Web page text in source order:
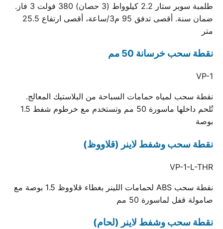
طلمبة سوبر ستار 2.2 كيلوواط (3 حصان) 380 فولت 3 فاز.
ضمان سنة. أقصى تدفق 95 م3/ساعة، أقصى ارتفاع 25.5
متر
نقطة سحب خرسانة 50 مم
VP-1
نقطة سحب لمياه حمامات السباحة من البلاستيك المعالج.
تُلحم داخلها ماسورة 50 مم وتستخدم مع خرطوم شفط 1.5
بوصة
نقطة سحب وشفط لاينر (قلاووظ)
VP-1-L-THR
نقطة سحب ABS لحمامات اللينر بغطاء قلاووظ 1.5 بوصة مع
صامولة قفل لماسورة 50 مم
نقطة سحب وشفط لاينر (لحام)